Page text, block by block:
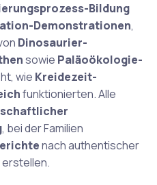
Bildung
Demonstrationen,
Dinosaurier-
sowie Paläoökologie-
wie Kreidezeit-
funktionierten. Alle
, bei der Familien
nach authentischer